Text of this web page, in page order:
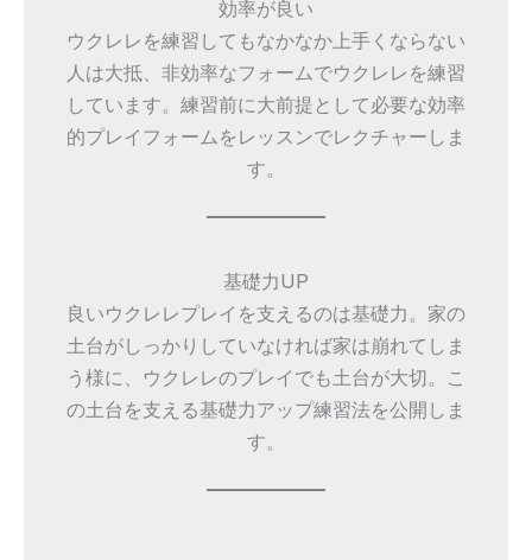
効率が良い
ウクレレを練習してもなかなか上手くならない
人は大抵、非効率なフォームでウクレレを練習
しています。練習前に大前提として必要な効率
的プレイフォームをレッスンでレクチャーしま
す。
基礎力UP
良いウクレレプレイを支えるのは基礎力。家の
土台がしっかりしていなければ家は崩れてしま
う様に、ウクレレのプレイでも土台が大切。こ
の土台を支える基礎力アップ練習法を公開しま
す。